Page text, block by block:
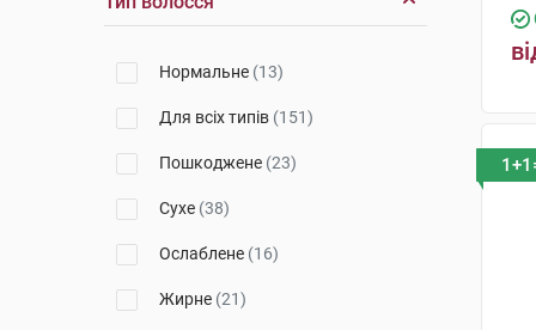
(24)
Нормальне (13)
Для всіх типів (151)
Пошкоджене (23)
Сухе (38)
Ослаблене (16)
Жирне (21)